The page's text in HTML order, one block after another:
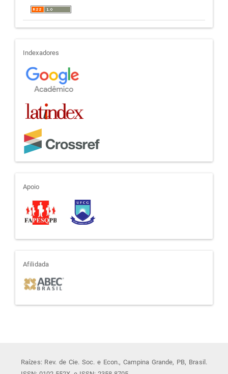
indexadores
Indexadores
apoio
Apoio
afiliada
Afilidada
Raízes: Rev. de Cie. Soc. e Econ., Campina Grande, PB, Brasil.